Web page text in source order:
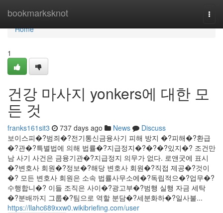
bookmarksknot
Home
Home
1
건강 마사지 yonkers에 대한 모
든 것
franks161sit3 737 days ago News
Discuss
보이스피�?범죄�?전기통신금융사기 피해 방지 �?피해�?환급
�?관�?특별법에 의해 법률�?지급정지�?�?�?있지�? 조건만
남 사기 사건은 금융기관�?지급정지 의무가 없다. 로앤굿에 표시
�?변호사 회원�?정보�?해당 변호사 회원�?직접 제공�?것이
�? 모든 변호사 회원은 소속 법률사무소에�?독립적으�?업무�?
수행합니�? 이들 조직은 사이�?광고부�?범행 실행 자금 세탁
�?분배까지 그룹�?팀으로 역할 분담�?세분화하�?일사불...
https://llahc689xxw0.wikibriefing.com/user